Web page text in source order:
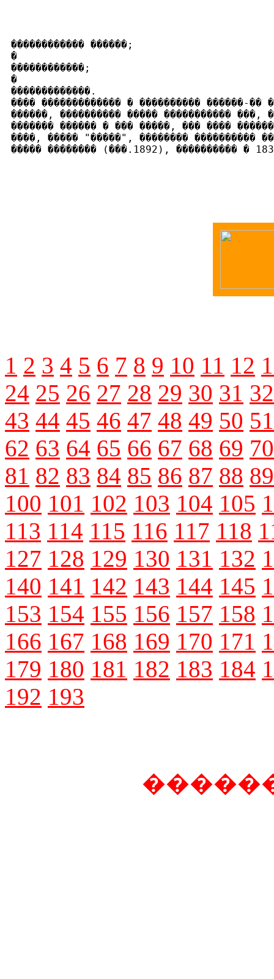
������������ ������;
�
������������;
�
�������������.
���� ������������� � ���������� ������-
������, ���������� ����� ����������� ���,
������� ������ � ��� �����, ��� ����
����, ����� "�����", �������� ����������
����� �������� (���.1892), ���������� �
1 2 3 4 5 6 7 8 9 10 11 12
24 25 26 27 28 29 30 31 32
43 44 45 46 47 48 49 50 51
62 63 64 65 66 67 68 69 70
81 82 83 84 85 86 87 88 89
100 101 102 103 104 105
113 114 115 116 117 118
127 128 129 130 131 132
140 141 142 143 144 145
153 154 155 156 157 158
166 167 168 169 170 171
179 180 181 182 183 184
192 193